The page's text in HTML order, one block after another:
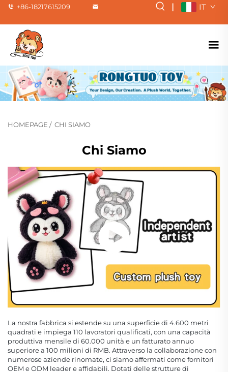
+86-18217615209 | IT
HOMEPAGE / CHI SIAMO
Chi Siamo
La nostra fabbrica si estende su una superficie di 4.600 metri
quadrati e impiega 110 lavoratori qualificati, con una capacità
produttiva mensile di 60.000 unità e un fatturato annuo
superiore a 100 milioni di RMB. Attraverso la collaborazione con
numerose aziende rinomate, ci siamo affermati come fornitori
OEM e ODM leader e affidabili. Dotati delle strutture di